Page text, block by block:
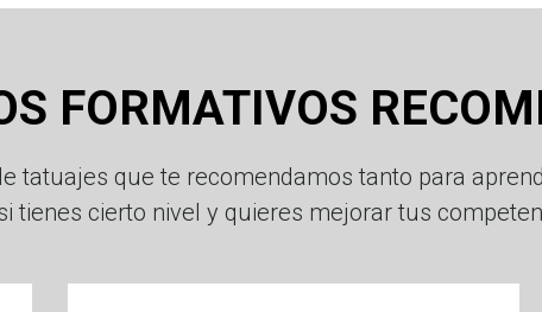
FORMATIVOS
tatuajes que te recomendamos tanto para
tienes cierto nivel y quieres mejorar tus